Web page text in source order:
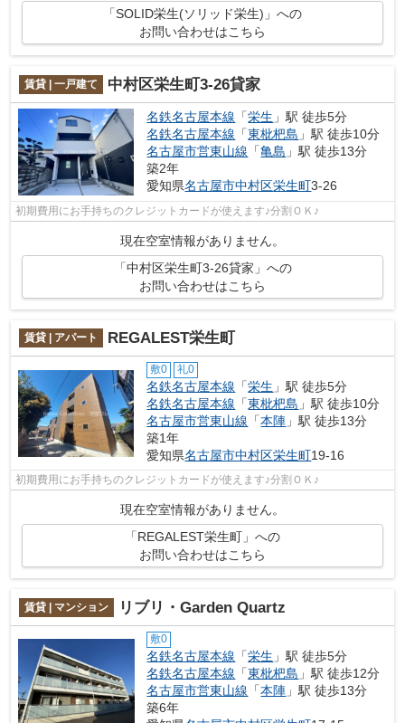
「SOLID栄生(ソリッド栄生)」への
お問い合わせはこちら
賃貸 | 一戸建て 中村区栄生町3-26貸家
名鉄名古屋本線 「栄生 」駅 徒歩5分
名鉄名古屋本線 「東枇杷島 」駅 徒歩10分
名古屋市営東山線 「亀島 」駅 徒歩13分
築2年
愛知県名古屋市中村区栄生町3-26
初期費用にお手持ちのクレジットカードが使えます♪分割ＯＫ♪
現在空室情報がありません。
「中村区栄生町3-26貸家」への
お問い合わせはこちら
賃貸 | アパート REGALEST栄生町
敷0 礼0
名鉄名古屋本線 「栄生 」駅 徒歩5分
名鉄名古屋本線 「東枇杷島 」駅 徒歩10分
名古屋市営東山線 「本陣 」駅 徒歩13分
築1年
愛知県名古屋市中村区栄生町19-16
初期費用にお手持ちのクレジットカードが使えます♪分割ＯＫ♪
現在空室情報がありません。
「REGALEST栄生町」への
お問い合わせはこちら
賃貸 | マンション リブリ・Garden Quartz
敷0
名鉄名古屋本線 「栄生 」駅 徒歩5分
名鉄名古屋本線 「東枇杷島 」駅 徒歩12分
名古屋市営東山線 「本陣 」駅 徒歩13分
築6年